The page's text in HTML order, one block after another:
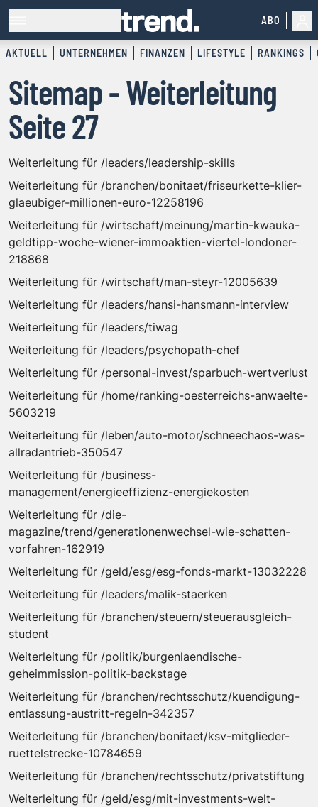
ABO
AKTUELL UNTERNEHMEN FINANZEN LIFESTYLE RANKINGS
Sitemap - Weiterleitung
Seite 27
Weiterleitung für /leaders/leadership-skills
Weiterleitung für /branchen/bonitaet/friseurkette-klier-
glaeubiger-millionen-euro-12258196
Weiterleitung für /wirtschaft/meinung/martin-kwauka-
geldtipp-woche-wiener-immoaktien-viertel-londoner-
218868
Weiterleitung für /wirtschaft/man-steyr-12005639
Weiterleitung für /leaders/hansi-hansmann-interview
Weiterleitung für /leaders/tiwag
Weiterleitung für /leaders/psychopath-chef
Weiterleitung für /personal-invest/sparbuch-wertverlust
Weiterleitung für /home/ranking-oesterreichs-anwaelte-
5603219
Weiterleitung für /leben/auto-motor/schneechaos-was-
allradantrieb-350547
Weiterleitung für /business-
management/energieeffizienz-energiekosten
Weiterleitung für /die-
magazine/trend/generationenwechsel-wie-schatten-
vorfahren-162919
Weiterleitung für /geld/esg/esg-fonds-markt-13032228
Weiterleitung für /leaders/malik-staerken
Weiterleitung für /branchen/steuern/steuerausgleich-
student
Weiterleitung für /politik/burgenlaendische-
geheimmission-politik-backstage
Weiterleitung für /branchen/rechtsschutz/kuendigung-
entlassung-austritt-regeln-342357
Weiterleitung für /branchen/bonitaet/ksv-mitglieder-
ruettelstrecke-10784659
Weiterleitung für /branchen/rechtsschutz/privatstiftung
Weiterleitung für /geld/esg/mit-investments-welt-